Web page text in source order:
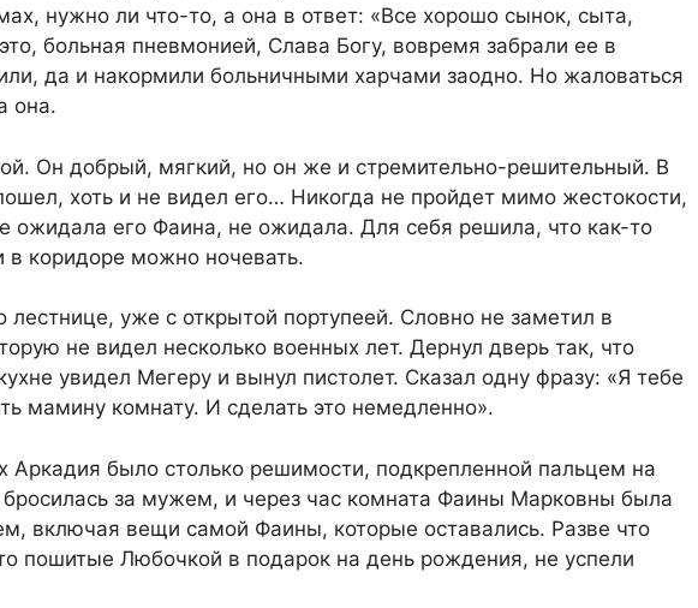
нужно ли что-то, а она в ответ: «Все хорошо сынок, сыта,
больная пневмонией, Слава Богу, вовремя забрали ее в
да и накормили больничными харчами заодно. Но жаловаться
она.
Он добрый, мягкий, но он же и стремительно-решительный. В
хоть и не видел его… Никогда не пройдет мимо жестокости,
ожидала его Фаина, не ожидала. Для себя решила, что как-то
в коридоре можно ночевать.
лестнице, уже с открытой портупеей. Словно не заметил в
не видел несколько военных лет. Дернул дверь так, что
увидел Мегеру и вынул пистолет. Сказал одну фразу: «Я тебе
мамину комнату. И сделать это немедленно».
Аркадия было столько решимости, подкрепленной пальцем на
бросилась за мужем, и через час комната Фаины Марковны была
включая вещи самой Фаины, которые оставались. Разве что
пошитые Любочкой в подарок на день рождения, не успели